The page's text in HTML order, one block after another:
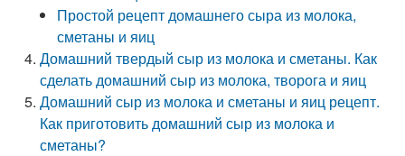
Простой рецепт домашнего сыра из молока,
сметаны и яиц
Домашний твердый сыр из молока и сметаны. Как
сделать домашний сыр из молока, творога и яиц
Домашний сыр из молока и сметаны и яиц рецепт.
Как приготовить домашний сыр из молока и
сметаны?